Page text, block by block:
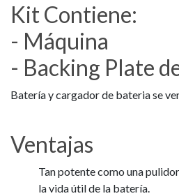
Kit Contiene:
- Máquina
- Backing Plate
Batería y cargador de bateria se
Ventajas
Tan potente como una
la vida útil de la batería.